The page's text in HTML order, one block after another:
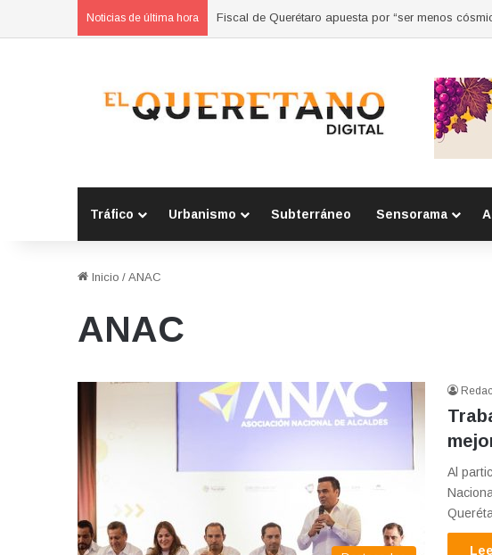
Noticias de última hora Fiscal de Querétaro apuesta por “ser menos
Tráfico Urbanismo Subterráneo Sensorama
Inicio / ANAC
ANAC
Al